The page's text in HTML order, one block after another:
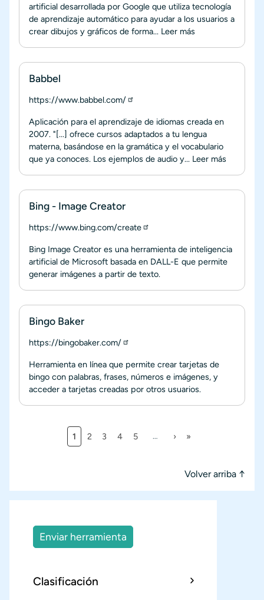
artificial desarrollada por Google que utiliza tecnología
de aprendizaje automático para ayudar a los usuarios a
crear dibujos y gráficos de forma... Leer más
Babbel
https://www.babbel.com/
Aplicación para el aprendizaje de idiomas creada en
2007. "[...] ofrece cursos adaptados a tu lengua
materna, basándose en la gramática y el vocabulario
que ya conoces. Los ejemplos de audio y... Leer más
Bing - Image Creator
https://www.bing.com/create
Bing Image Creator es una herramienta de inteligencia
artificial de Microsoft basada en DALL-E que permite
generar imágenes a partir de texto.
Bingo Baker
https://bingobaker.com/
Herramienta en línea que permite crear tarjetas de
bingo con palabras, frases, números e imágenes, y
acceder a tarjetas creadas por otros usuarios.
Paginación
Página actual
1 Página
2 Página
3 Página
4 Página
5 … Siguiente página
› Última página
»
Volver arriba ↑
Enviar herramienta
Clasificación